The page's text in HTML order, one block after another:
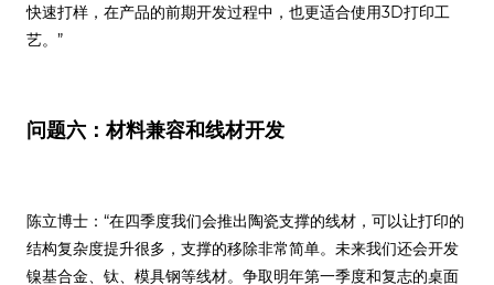
快速打样，在产品的前期开发过程中，也更适合使用3D打印工
艺。”
问题六：材料兼容和线材开发
陈立博士：“在四季度我们会推出陶瓷支撑的线材，可以让打印的
结构复杂度提升很多，支撑的移除非常简单。未来我们还会开发
镍基合金、钛、模具钢等线材。争取明年第一季度和复志的桌面